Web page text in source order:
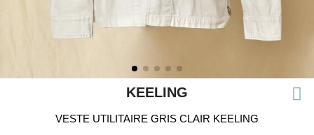
KEELING
VESTE UTILITAIRE GRIS CLAIR KEELING